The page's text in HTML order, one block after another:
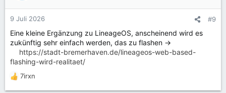
n
n
:
9 Juli 2026 #9
Eine kleine Ergänzung zu LineageOS, anscheinend wird es
zukünftig sehr einfach werden, das zu flashen ->
https://stadt-bremerhaven.de/lineageos-web-based-
flashing-wird-realitaet/
R
7irxn